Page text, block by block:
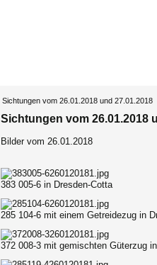
Sichtungen vom 26.01.2018 und 27.01.2018
Sichtungen vom 26.01.2018
Bilder vom 26.01.2018
383 005-6 in Dresden-Cotta
285 104-6 mit einem Getreidezug in
372 008-3 mit gemischten Güterzug